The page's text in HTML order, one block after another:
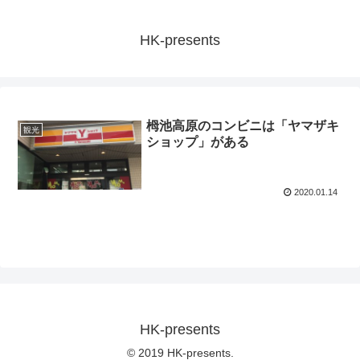
HK-presents
観光
栂池高原のコンビニは「ヤマザキ
ショップ」がある
2020.01.14
HK-presents
© 2019 HK-presents.